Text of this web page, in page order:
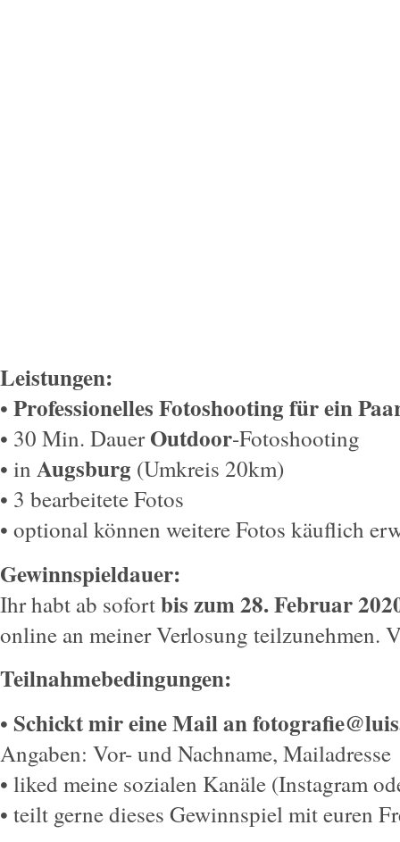
Leistungen:
• Professionelles Fotoshooting für ein
• 30 Min. DauerOutdoor-Fotoshooting
• in Augsburg (Umkreis 20km)
• 3 bearbeitete Fotos
• optional können weitere Fotos käuflich
Gewinnspieldauer:
Ihr habt ab sofortbis zum 28. Februar
online an meiner Verlosung teilzunehmen.
Teilnahmebedingungen:
• Schickt mir eine Mail an
Angaben: Vor- und Nachname, Mailadresse
• liked meine sozialen Kanäle (Instagram
• teilt gerne dieses Gewinnspiel mit euren